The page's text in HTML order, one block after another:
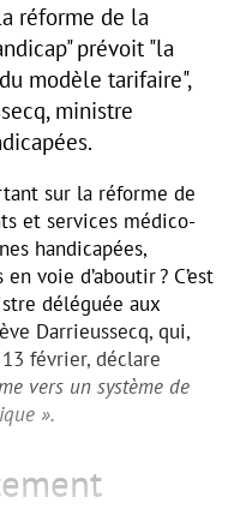
réforme de la
prévoit "la
modèle tarifaire",
ministre
sur la réforme de
et services médico-
handicapées,
voie d’aboutir ? C’est
déléguée aux
Darrieussecq, qui,
février, déclare
vers un système de
».